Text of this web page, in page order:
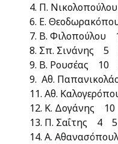
4. Π.
6. Ε.
7. Β. Φιλοπούλου
8. Σπ. Σινάνης 5
9. Β. Ρουσέας 10
9. Αθ.
11. Αθ.
12. Κ. Δογάνης
13. Π. Σαΐτης 4
14. Α.